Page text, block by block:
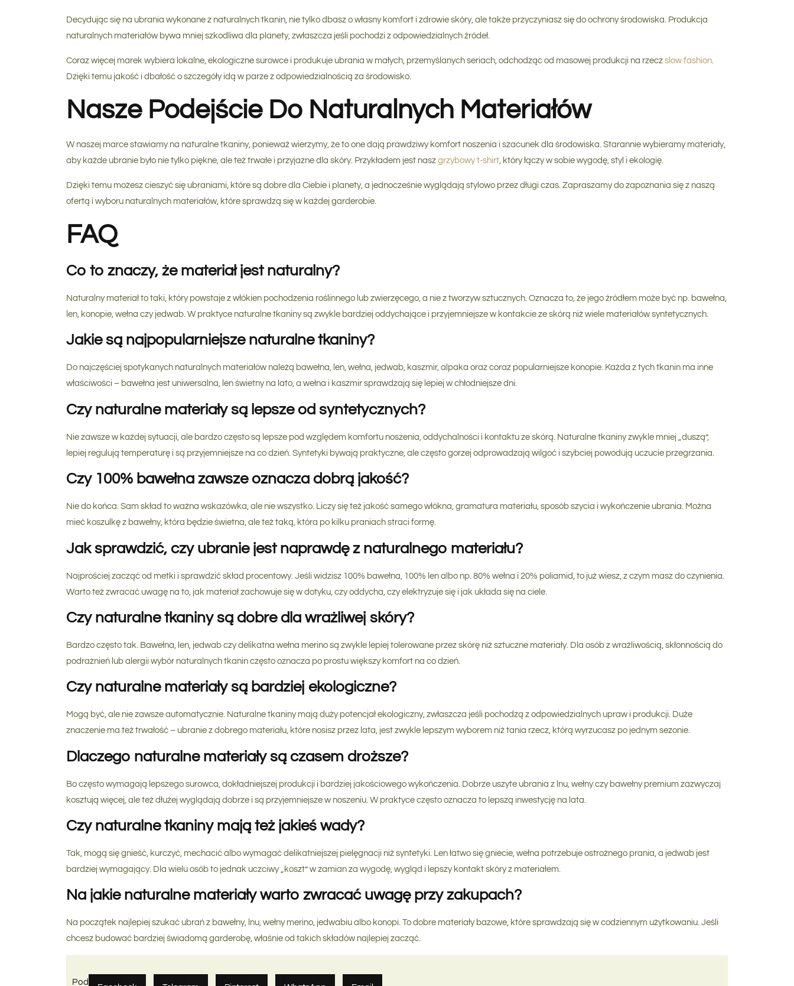
Decydując się na ubrania wykonane z naturalnych tkanin, nie tylko dbasz o własny komfort i zdrowie skóry, ale także przyczyniasz się do ochrony środowiska. Produkcja
naturalnych materiałów bywa mniej szkodliwa dla planety, zwłaszcza jeśli pochodzi z odpowiedzialnych źródeł.
Coraz więcej marek wybiera lokalne, ekologiczne surowce i produkuje ubrania w małych, przemyślanych seriach, odchodząc od masowej produkcji na rzecz slow fashion
Dzięki temu jakość i dbałość o szczegóły idą w parze z odpowiedzialnością za środowisko.
Nasze Podejście Do Naturalnych Materiałów
W naszej marce stawiamy na naturalne tkaniny, ponieważ wierzymy, że to one dają prawdziwy komfort noszenia i szacunek dla środowiska. Starannie wybieramy materiały,
aby każde ubranie było nie tylko piękne, ale też trwałe i przyjazne dla skóry. Przykładem jest nasz grzybowy t-shirt, który łączy w sobie wygodę, styl i ekologię.
Dzięki temu możesz cieszyć się ubraniami, które są dobre dla Ciebie i planety, a jednocześnie wyglądają stylowo przez długi czas. Zapraszamy do zapoznania się z naszą
ofertą i wyboru naturalnych materiałów, które sprawdzą się w każdej garderobie.
FAQ
Co to znaczy, że materiał jest naturalny?
Naturalny materiał to taki, który powstaje z włókien pochodzenia roślinnego lub zwierzęcego, a nie z tworzyw sztucznych. Oznacza to, że jego źródłem może być np. bawełna,
len, konopie, wełna czy jedwab. W praktyce naturalne tkaniny są zwykle bardziej oddychające i przyjemniejsze w kontakcie ze skórą niż wiele materiałów syntetycznych.
Jakie są najpopularniejsze naturalne tkaniny?
Do najczęściej spotykanych naturalnych materiałów należą bawełna, len, wełna, jedwab, kaszmir, alpaka oraz coraz popularniejsze konopie. Każda z tych tkanin ma inne
właściwości – bawełna jest uniwersalna, len świetny na lato, a wełna i kaszmir sprawdzają się lepiej w chłodniejsze dni.
Czy naturalne materiały są lepsze od syntetycznych?
Nie zawsze w każdej sytuacji, ale bardzo często są lepsze pod względem komfortu noszenia, oddychalności i kontaktu ze skórą. Naturalne tkaniny zwykle mniej „duszą”,
lepiej regulują temperaturę i są przyjemniejsze na co dzień. Syntetyki bywają praktyczne, ale często gorzej odprowadzają wilgoć i szybciej powodują uczucie przegrzania.
Czy 100% bawełna zawsze oznacza dobrą jakość?
Nie do końca. Sam skład to ważna wskazówka, ale nie wszystko. Liczy się też jakość samego włókna, gramatura materiału, sposób szycia i wykończenie ubrania. Można
mieć koszulkę z bawełny, która będzie świetna, ale też taką, która po kilku praniach straci formę.
Jak sprawdzić, czy ubranie jest naprawdę z naturalnego materiału?
Najprościej zacząć od metki i sprawdzić skład procentowy. Jeśli widzisz 100% bawełna, 100% len albo np. 80% wełna i 20% poliamid, to już wiesz, z czym masz do czynienia.
Warto też zwracać uwagę na to, jak materiał zachowuje się w dotyku, czy oddycha, czy elektryzuje się i jak układa się na ciele.
Czy naturalne tkaniny są dobre dla wrażliwej skóry?
Bardzo często tak. Bawełna, len, jedwab czy delikatna wełna merino są zwykle lepiej tolerowane przez skórę niż sztuczne materiały. Dla osób z wrażliwością, skłonnością do
podrażnień lub alergii wybór naturalnych tkanin często oznacza po prostu większy komfort na co dzień.
Czy naturalne materiały są bardziej ekologiczne?
Mogą być, ale nie zawsze automatycznie. Naturalne tkaniny mają duży potencjał ekologiczny, zwłaszcza jeśli pochodzą z odpowiedzialnych upraw i produkcji. Duże
znaczenie ma też trwałość – ubranie z dobrego materiału, które nosisz przez lata, jest zwykle lepszym wyborem niż tania rzecz, którą wyrzucasz po jednym sezonie.
Dlaczego naturalne materiały są czasem droższe?
Bo często wymagają lepszego surowca, dokładniejszej produkcji i bardziej jakościowego wykończenia. Dobrze uszyte ubrania z lnu, wełny czy bawełny premium zazwyczaj
kosztują więcej, ale też dłużej wyglądają dobrze i są przyjemniejsze w noszeniu. W praktyce często oznacza to lepszą inwestycję na lata.
Czy naturalne tkaniny mają też jakieś wady?
Tak, mogą się gnieść, kurczyć, mechacić albo wymagać delikatniejszej pielęgnacji niż syntetyki. Len łatwo się gniecie, wełna potrzebuje ostrożnego prania, a jedwab jest
bardziej wymagający. Dla wielu osób to jednak uczciwy „koszt” w zamian za wygodę, wygląd i lepszy kontakt skóry z materiałem.
Na jakie naturalne materiały warto zwracać uwagę przy zakupach?
Na początek najlepiej szukać ubrań z bawełny, lnu, wełny merino, jedwabiu albo konopi. To dobre materiały bazowe, które sprawdzają się w codziennym użytkowaniu. Jeśli
chcesz budować bardziej świadomą garderobę, właśnie od takich składów najlepiej zacząć.
Podziel się: